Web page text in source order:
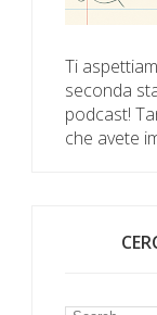
Ti
seconda
podcast!
che avete